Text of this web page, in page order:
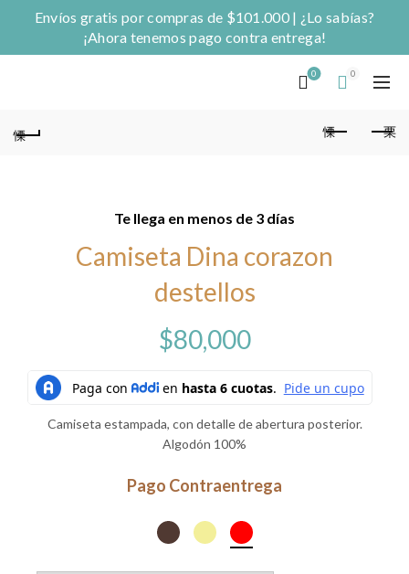
Envíos gratis por compras de $101.000 | ¿Lo sabías?
¡Ahora tenemos pago contra entrega!
0 0
Te llega en menos de 3 días
Camiseta Dina corazon
destellos
$80,000
Camiseta estampada, con detalle de abertura posterior.
Algodón 100%
Pago Contraentrega